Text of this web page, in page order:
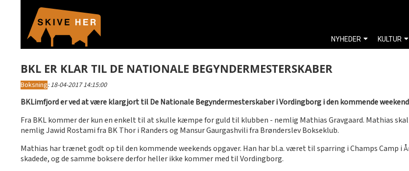
BKL ER KLAR TIL DE NATIONALE BEGYNDERMESTERSKABER
Boksning:18-04-2017 14:15:00
BKLimfjord er ved at være klargjort til De Nationale Begyndermesterskaber i Vordingborg i den kommende
Fra BKL kommer der kun en enkelt til at skulle kæmpe for guld til klubben - nemlig Mathias Gravgaard. Mathias
nemlig Jawid Rostami fra BK Thor i Randers og Mansur Gaurgashvili fra Brønderslev Bokseklub.
Mathias har trænet godt op til den kommende weekends opgaver. Han har bl.a. været til sparring i Champs Camp i
skadede, og de samme boksere derfor heller ikke kommer med til Vordingborg.
NYHEDER KULTUR